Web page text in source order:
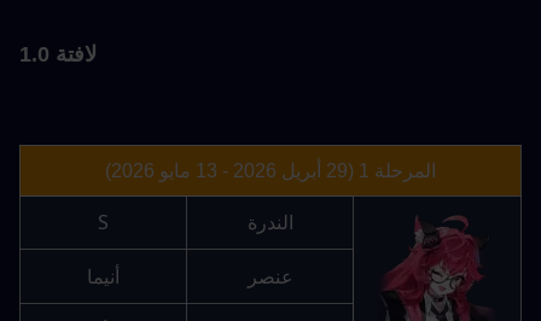
لافتة 1.0
المرحلة 1 (29 أبريل 2026 - 13 مايو 2026)
الندرة S
عنصر أنيما